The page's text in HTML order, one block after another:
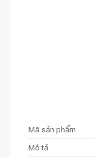
Mã sản phẩm
Mô tả